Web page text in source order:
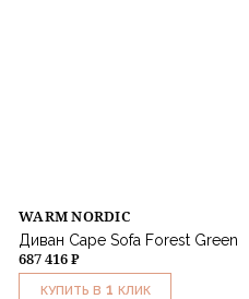
WARM NORDIC
Диван Cape Sofa Forest Green
687 416 ₽
КУПИТЬ В 1 КЛИК